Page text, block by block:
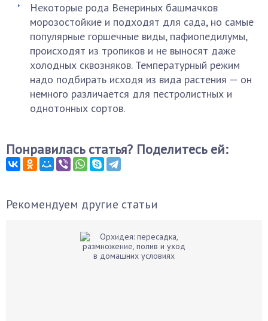
Некоторые рода Венериных башмачков
морозостойкие и подходят для сада, но самые
популярные горшечные виды, пафиопедилумы,
происходят из тропиков и не выносят даже
холодных сквозняков. Температурный режим
надо подбирать исходя из вида растения — он
немного различается для пестролистных и
однотонных сортов.
Понравилась статья? Поделитесь ей:
Рекомендуем другие статьи